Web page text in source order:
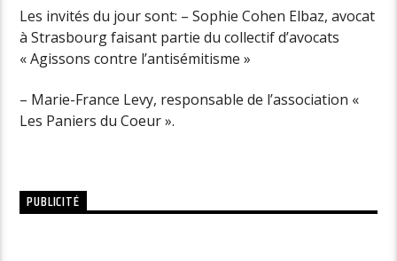
Les invités du jour sont: – Sophie Cohen Elbaz, avocat
à Strasbourg faisant partie du collectif d’avocats
« Agissons contre l’antisémitisme »
– Marie-France Levy, responsable de l’association «
Les Paniers du Coeur ».
PUBLICITÉ